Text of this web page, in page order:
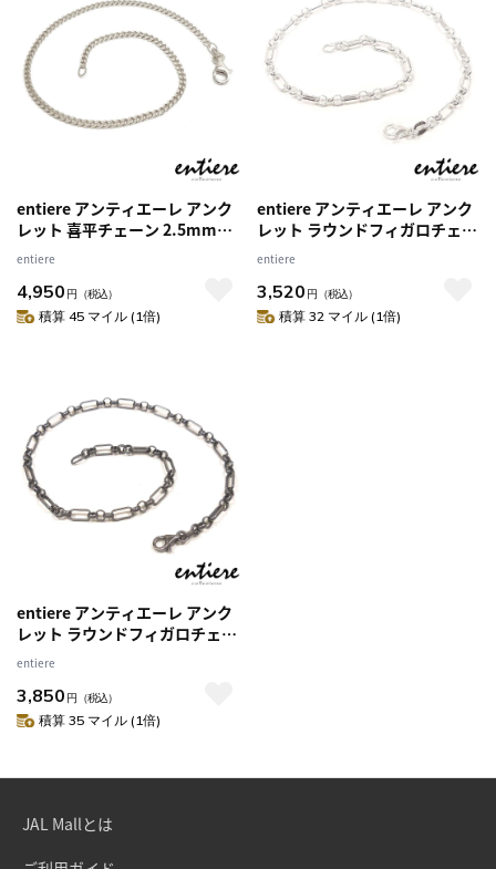
entiere アンティエーレ アンク
レット 喜平チェーン 2.5mm
26cm シルバー925 ロジウムメ
entiere
4,950 円 （税込）
積算 45 マイル (1倍)
entiere アンティエーレ アンク
レット ラウンドフィガロチェー
ン 26cm フリーサイズ シルバー
entiere
3,520 円 （税込）
積算 32 マイル (1倍)
entiere アンティエーレ アンク
レット ラウンドフィガロチェー
ン いぶし 26cm フリーサイズ
シルバー925 レディース メンズ
entiere
3,850 円 （税込）
積算 35 マイル (1倍)
JAL Mallとは